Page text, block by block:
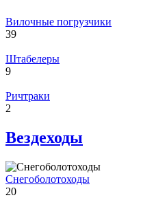
Вилочные погрузчики
39
Штабелеры
9
Ричтраки
2
Вездеходы
Снегоболотоходы
20